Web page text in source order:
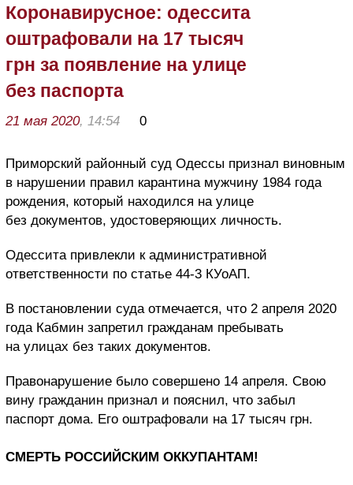
Коронавирусное: одессита
оштрафовали на 17 тысяч
грн за появление на улице
без паспорта
21 мая 2020, 14:54 0
Приморский районный суд Одессы признал виновным
в нарушении правил карантина мужчину 1984 года
рождения, который находился на улице
без документов, удостоверяющих личность.
Одессита привлекли к административной
ответственности по статье 44-3 КУоАП.
В постановлении суда отмечается, что 2 апреля 2020
года Кабмин запретил гражданам пребывать
на улицах без таких документов.
Правонарушение было совершено 14 апреля. Свою
вину гражданин признал и пояснил, что забыл
паспорт дома. Его оштрафовали на 17 тысяч грн.
СМЕРТЬ РОССИЙСКИМ ОККУПАНТАМ!